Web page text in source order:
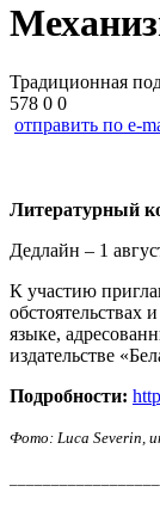
Традиционная
578 0 0
отправить по e-
Литературный
Дедлайн – 1
К участию
языке,
издательстве
Подробности:
Фото: Luca Severin,